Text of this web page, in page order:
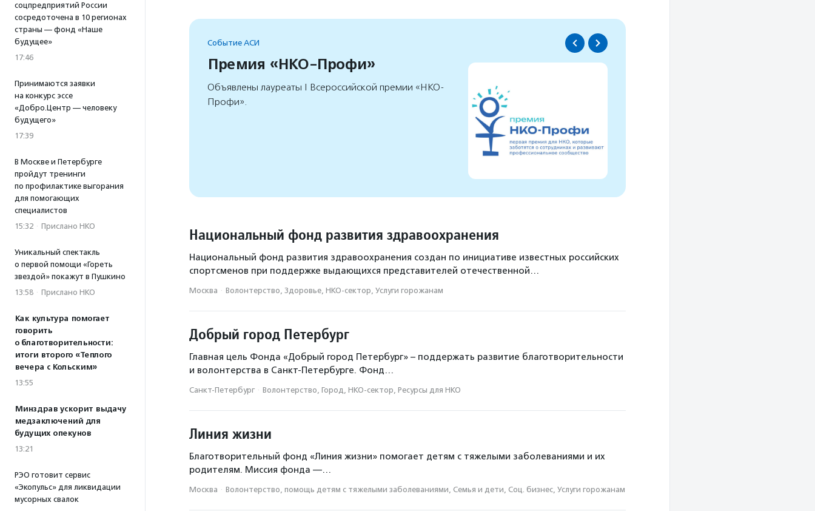
соцпредприятий России
сосредоточена в 10 регионах
страны — фонд «Наше
будущее»
17:46
Принимаются заявки
на конкурс эссе
«Добро.Центр — человеку
будущего»
17:39
В Москве и Петербурге
пройдут тренинги
по профилактике выгорания
для помогающих
специалистов
15:32 · Прислано НКО
Уникальный спектакль
о первой помощи «Гореть
звездой» покажут в Пушкино
13:58 · Прислано НКО
Как культура помогает
говорить
о благотворительности:
итоги второго «Теплого
вечера с Кольским»
13:55
Минздрав ускорит выдачу
медзаключений для
будущих опекунов
13:21
РЭО готовит сервис
«Экопульс» для ликвидации
мусорных свалок
Событие АСИ
Премия «НКО-Профи»
Объявлены лауреаты I Всероссийской премии «НКО-
Профи».
Национальный фонд развития здравоохранения
Национальный фонд развития здравоохранения создан по инициативе известных российских
спортсменов при поддержке выдающихся представителей отечественной…
Москва · Волонтерство, Здоровье, НКО-сектор, Услуги горожанам
Добрый город Петербург
Главная цель Фонда «Добрый город Петербург» – поддержать развитие благотворительности
и волонтерства в Санкт-Петербурге. Фонд…
Санкт-Петербург · Волонтерство, Город, НКО-сектор, Ресурсы для НКО
Линия жизни
Благотворительный фонд «Линия жизни» помогает детям с тяжелыми заболеваниями и их
родителям. Миссия фонда —…
Москва · Волонтерство, помощь детям с тяжелыми заболеваниями, Семья и дети, Соц. бизнес, Услуги горожанам